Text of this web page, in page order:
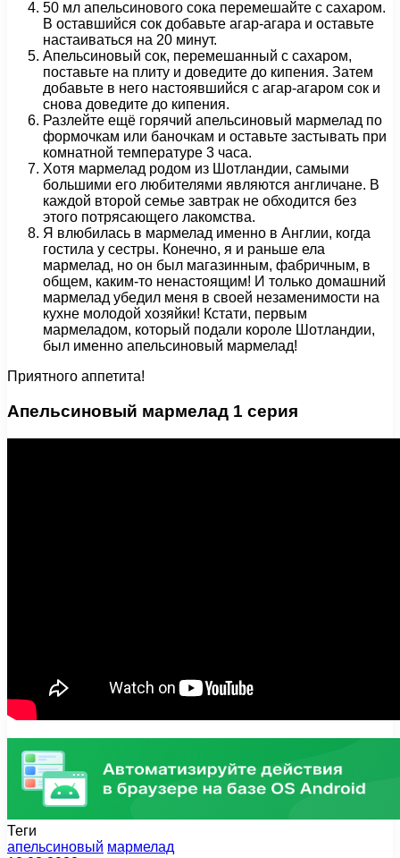
50 мл апельсинового сока перемешайте с сахаром.
В оставшийся сок добавьте агар-агара и оставьте
настаиваться на 20 минут.
Апельсиновый сок, перемешанный с сахаром,
поставьте на плиту и доведите до кипения. Затем
добавьте в него настоявшийся с агар-агаром сок и
снова доведите до кипения.
Разлейте ещё горячий апельсиновый мармелад по
формочкам или баночкам и оставьте застывать при
комнатной температуре 3 часа.
Хотя мармелад родом из Шотландии, самыми
большими его любителями являются англичане. В
каждой второй семье завтрак не обходится без
этого потрясающего лакомства.
Я влюбилась в мармелад именно в Англии, когда
гостила у сестры. Конечно, я и раньше ела
мармелад, но он был магазинным, фабричным, в
общем, каким-то ненастоящим! И только домашний
мармелад убедил меня в своей незаменимости на
кухне молодой хозяйки! Кстати, первым
мармеладом, который подали короле Шотландии,
был именно апельсиновый мармелад!
Приятного аппетита!
Апельсиновый мармелад 1 серия
Теги
апельсиновый мармелад